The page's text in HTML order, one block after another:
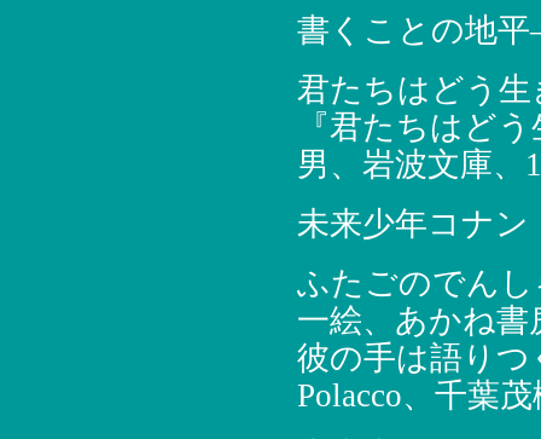
書くことの地
君たちはどう生
『君たちはど
男、岩波文庫、
未来少年コナ
ふたごのでんし
一絵、あかね書
彼の手は語りつ
Polacco、千葉